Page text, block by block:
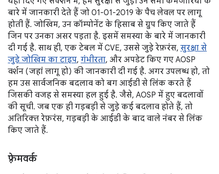
बारे में जानकारी देते हैं जो 01-01-2019 के पैच लेवल पर लागू
होती हैं. जोखिम, उन कॉम्पोनेंट के हिसाब से ग्रुप किए जाते हैं
जिन पर उनका असर पड़ता है. इसमें समस्या के बारे में जानकारी
दी गई है. साथ ही, एक टेबल में CVE, उससे जुड़े रेफ़रंस, सुरक्षा से
जुड़े जोखिम का टाइप, गंभीरता, और अपडेट किए गए AOSP
वर्शन (जहां लागू हो) की जानकारी दी गई है. अगर उपलब्ध हो, तो
हम उस सार्वजनिक बदलाव को बग आईडी से लिंक करते हैं
जिसकी वजह से समस्या हल हुई है. जैसे, AOSP में हुए बदलावों
की सूची. जब एक ही गड़बड़ी से जुड़े कई बदलाव होते हैं, तो
अतिरिक्त रेफ़रंस, गड़बड़ी के आईडी के बाद वाले नंबर से लिंक
किए जाते हैं.
फ़्रेमवर्क